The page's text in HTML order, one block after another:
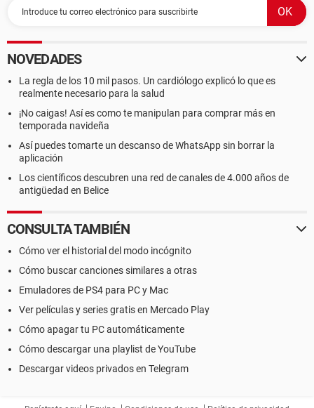
NOVEDADES
La regla de los 10 mil pasos. Un cardiólogo explicó lo que es
realmente necesario para la salud
¡No caigas! Así es como te manipulan para comprar más en
temporada navideña
Así puedes tomarte un descanso de WhatsApp sin borrar la
aplicación
Los científicos descubren una red de canales de 4.000 años de
antigüedad en Belice
CONSULTA TAMBIÉN
Cómo ver el historial del modo incógnito
Cómo buscar canciones similares a otras
Emuladores de PS4 para PC y Mac
Ver películas y series gratis en Mercado Play
Cómo apagar tu PC automáticamente
Cómo descargar una playlist de YouTube
Descargar videos privados en Telegram